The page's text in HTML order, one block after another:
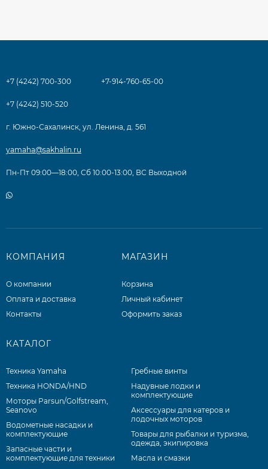
+7 (4242) 700-300 +7-914-760-65-00
+7 (4242) 510-520
г. Южно-Сахалинск, ул. Ленина, д. 561
yamaha@sakhalin.ru
Пн-Пт 09:00—18:00, Сб 10:00-13:00, ВС Выходной
КОМПАНИЯ
О компании
Оплата и доставка
Контакты
МАГАЗИН
Корзина
Личный кабинет
Оформить заказ
КАТАЛОГ
Техника Yamaha
Техника HONDA/HND
Моторы Parsun/Golfstream,
Seanovo
Водометные насадки и
комплектующие
Запасные части и
комплектующие для техники
Гребные винты
Надувные лодки и
комплектующие
Аксессуары для катеров и
лодочных моторов
Товары для рыбалки и туризма,
одежда, экипировка
Масла и смазки